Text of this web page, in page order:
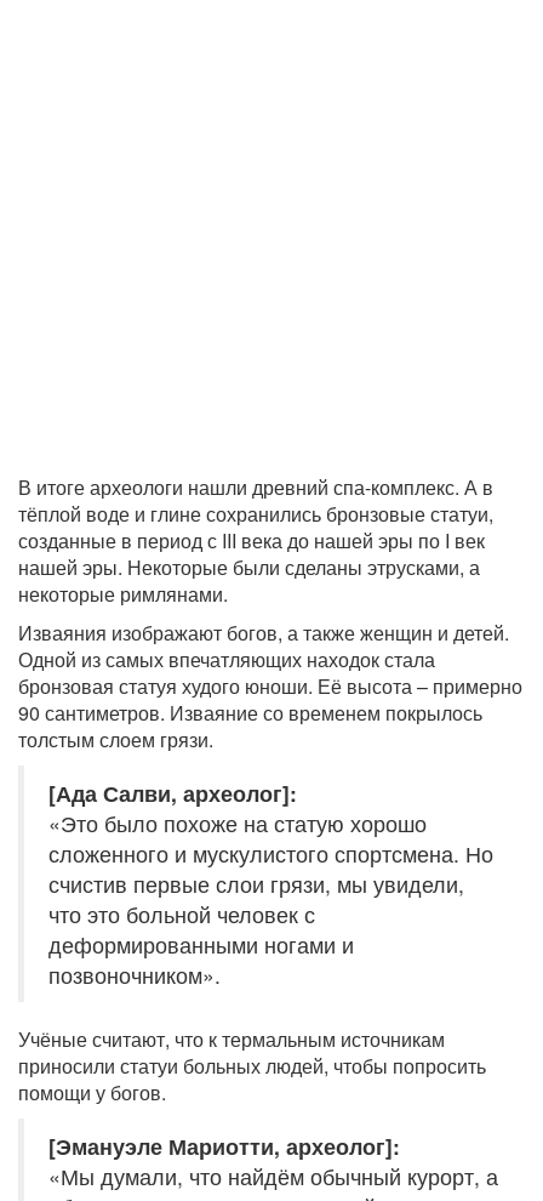
В итоге археологи нашли древний спа-комплекс. А в
тёплой воде и глине сохранились бронзовые статуи,
созданные в период с III века до нашей эры по I век
нашей эры. Некоторые были сделаны этрусками, а
некоторые римлянами.
Изваяния изображают богов, а также женщин и детей.
Одной из самых впечатляющих находок стала
бронзовая статуя худого юноши. Её высота – примерно
90 сантиметров. Изваяние со временем покрылось
толстым слоем грязи.
[Ада Салви, археолог]:
«Это было похоже на статую хорошо
сложенного и мускулистого спортсмена. Но
счистив первые слои грязи, мы увидели,
что это больной человек с
деформированными ногами и
позвоночником».
Учёные считают, что к термальным источникам
приносили статуи больных людей, чтобы попросить
помощи у богов.
[Эмануэле Мариотти, археолог]:
«Мы думали, что найдём обычный курорт, а